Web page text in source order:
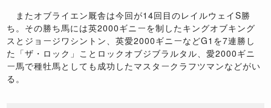
またオブライエン厩舎は今回が14回目のレイルウェイS勝
ち。その勝ち馬には英2000ギニーを制したキングオブキング
スとジョージワシントン、英愛2000ギニーなどG1 を7連勝し
た「ザ・ロック」ことロックオブジブラルタル、愛2000ギニ
ー馬で種牡馬としても成功したマスタークラフツマンなどがい
る。